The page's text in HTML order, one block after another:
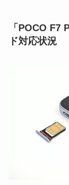
「POCO F7
ド対応状況